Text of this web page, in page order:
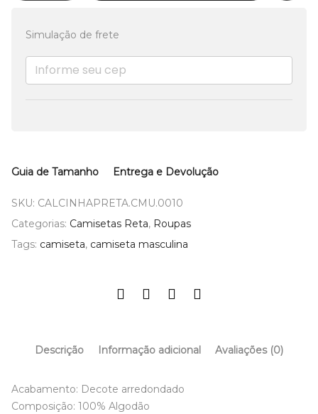
Simulação de frete
Guia de Tamanho Entrega e Devolução
SKU: CALCINHAPRETA.CMU.0010
Categorias: Camisetas Reta, Roupas
Tags: camiseta, camiseta masculina
Descrição Informação adicional Avaliações (0)
Acabamento: Decote arredondado
Composição: 100% Algodão